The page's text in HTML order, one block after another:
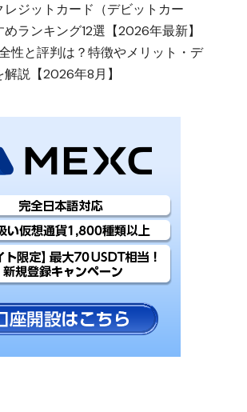
レジットカード（デビットカー
めランキング12選【2026年最新】
性と評判は？特徴やメリット・デ
説【2026年8月】